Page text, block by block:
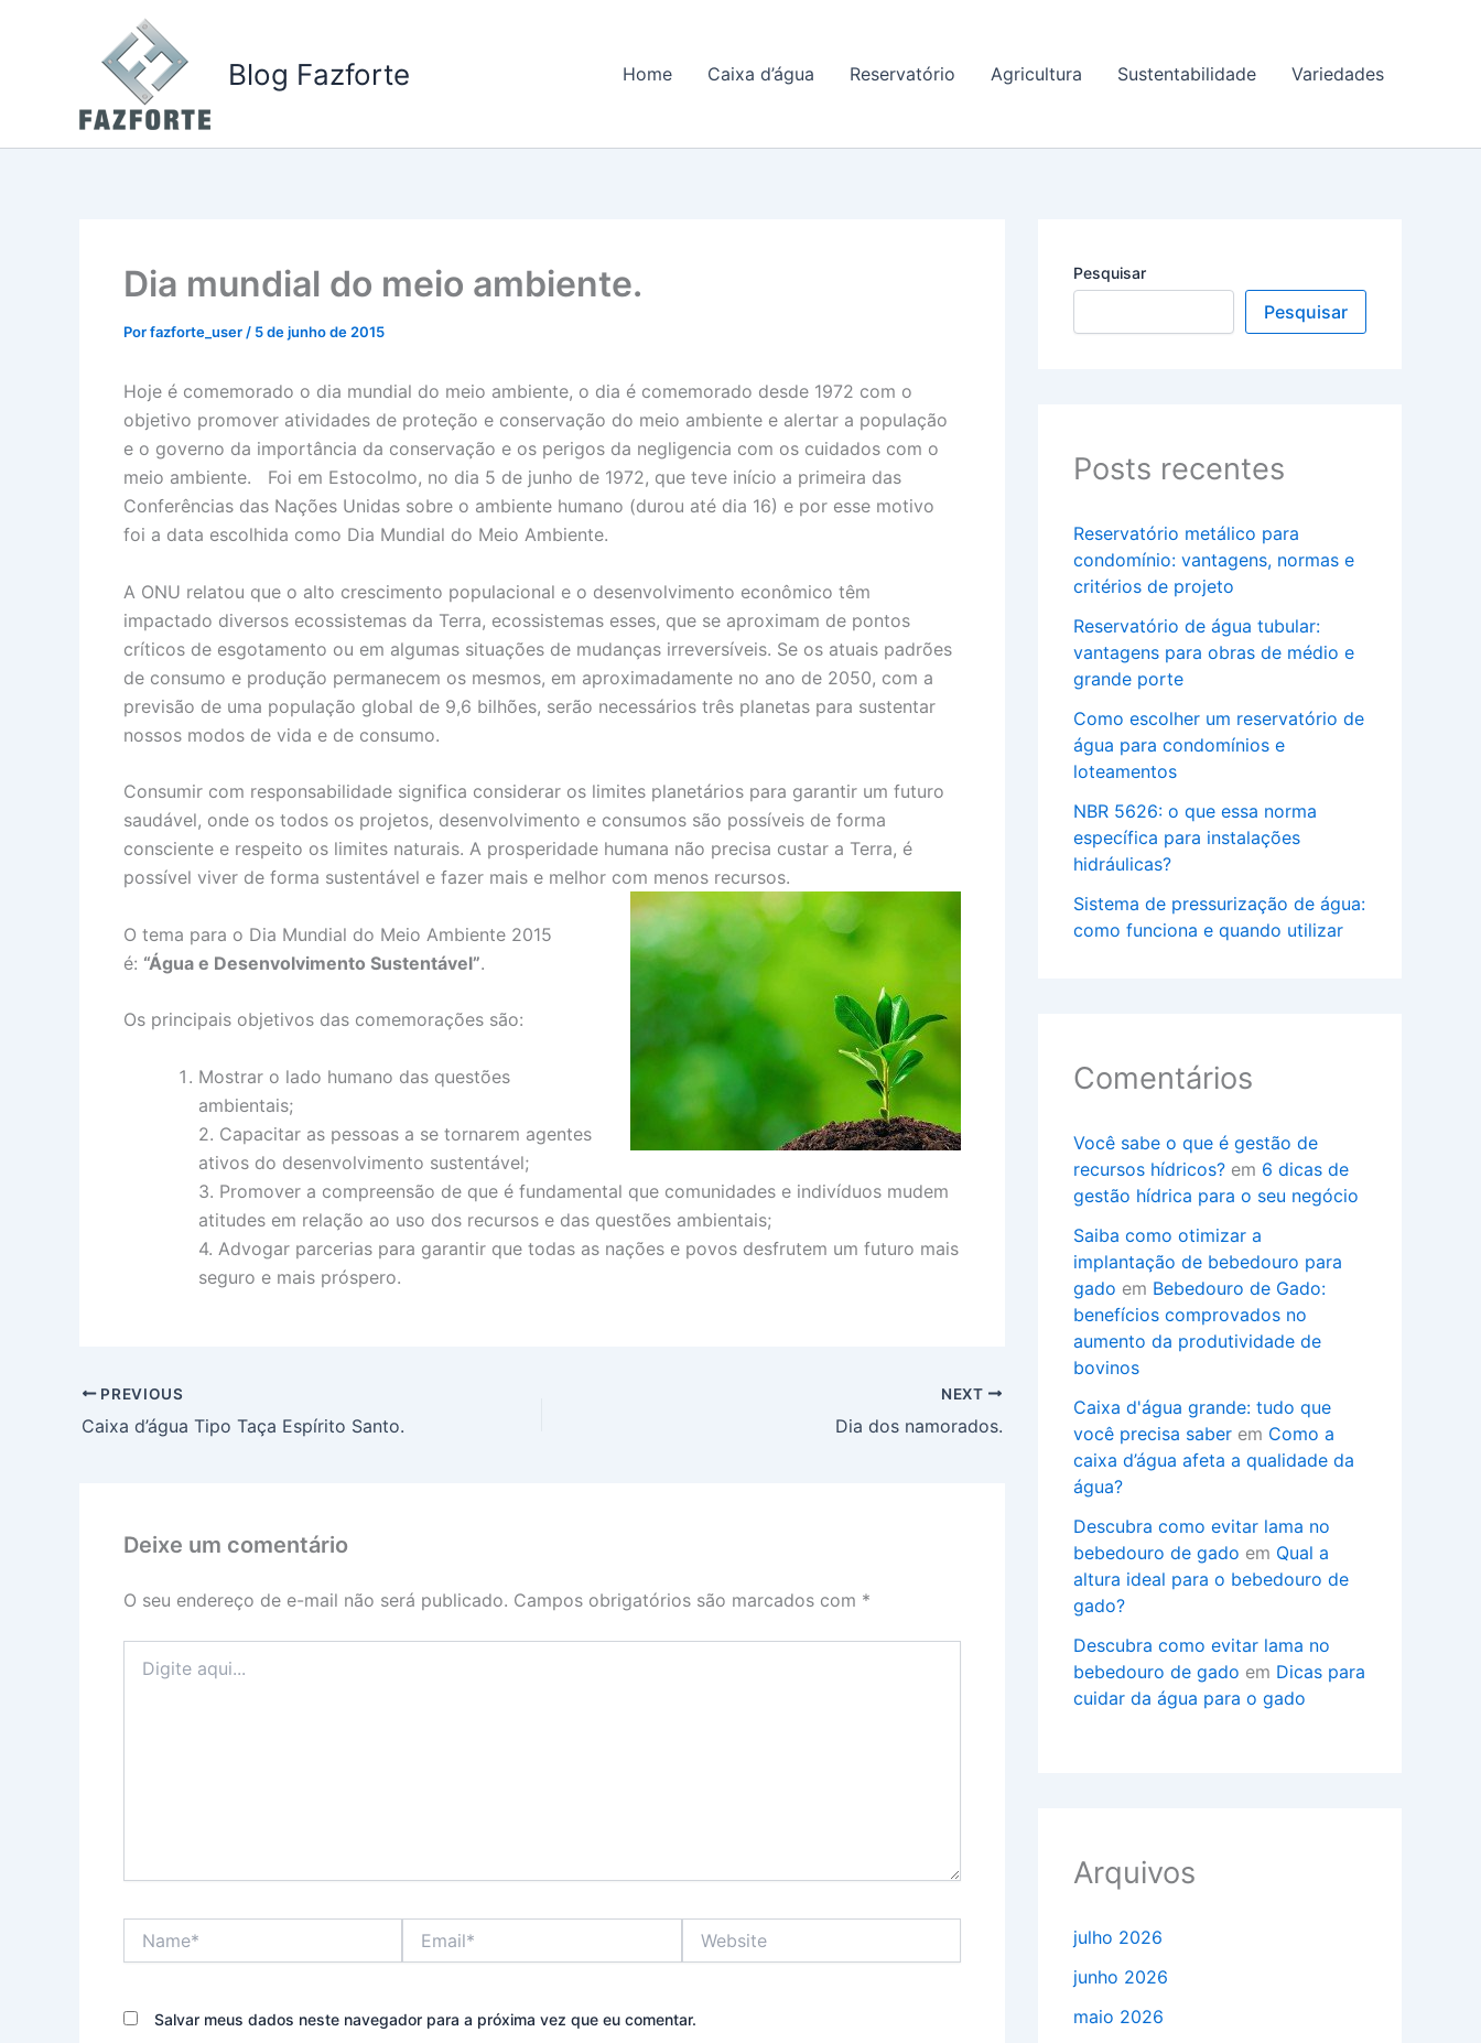
Blog Fazforte Home Caixa d’água Reservatório Agricultura Sustentabilidade Variedades
Dia mundial do meio ambiente.
Porfazforte_user / 5 de junho de 2015
Hoje é comemorado o dia mundial do meio ambiente, o dia é comemorado desde 1972 com o
objetivo promover atividades de proteção e conservação do meio ambiente e alertar a população
e o governo da importância da conservação e os perigos da negligencia com os cuidados com o
meio ambiente. Foi em Estocolmo, no dia 5 de junho de 1972, que teve início a primeira das
Conferências das Nações Unidas sobre o ambiente humano (durou até dia 16) e por esse motivo
foi a data escolhida como Dia Mundial do Meio Ambiente.
A ONU relatou que o alto crescimento populacional e o desenvolvimento econômico têm
impactado diversos ecossistemas da Terra, ecossistemas esses, que se aproximam de pontos
críticos de esgotamento ou em algumas situações de mudanças irreversíveis. Se os atuais padrões
de consumo e produção permanecem os mesmos, em aproximadamente no ano de 2050, com a
previsão de uma população global de 9,6 bilhões, serão necessários três planetas para sustentar
nossos modos de vida e de consumo.
Consumir com responsabilidade significa considerar os limites planetários para garantir um futuro
saudável, onde os todos os projetos, desenvolvimento e consumos são possíveis de forma
consciente e respeito os limites naturais. A prosperidade humana não precisa custar a Terra, é
possível viver de forma sustentável e fazer mais e melhor com menos recursos.
O tema para o Dia Mundial do Meio Ambiente 2015
é: “Água e Desenvolvimento Sustentável”.
Os principais objetivos das comemorações são:
Mostrar o lado humano das questões
ambientais;
2. Capacitar as pessoas a se tornarem agentes
ativos do desenvolvimento sustentável;
3. Promover a compreensão de que é fundamental que comunidades e indivíduos mudem
atitudes em relação ao uso dos recursos e das questões ambientais;
4. Advogar parcerias para garantir que todas as nações e povos desfrutem um futuro mais
seguro e mais próspero.
PREVIOUS
Caixa d’água Tipo Taça Espírito Santo.
NEXT
Dia dos namorados.
Deixe um comentário
O seu endereço de e-mail não será publicado. Campos obrigatórios são marcados com *
aqui...
Salvar meus dados neste navegador para a próxima vez que eu comentar.
Pesquisar
Pesquisar
Posts recentes
Reservatório metálico para
condomínio: vantagens, normas e
critérios de projeto
Reservatório de água tubular:
vantagens para obras de médio e
grande porte
Como escolher um reservatório de
água para condomínios e
loteamentos
NBR 5626: o que essa norma
específica para instalações
hidráulicas?
Sistema de pressurização de água:
como funciona e quando utilizar
Comentários
Você sabe o que é gestão de
recursos hídricos? em 6 dicas de
gestão hídrica para o seu negócio
Saiba como otimizar a
implantação de bebedouro para
gado em Bebedouro de Gado:
benefícios comprovados no
aumento da produtividade de
bovinos
Caixa d'água grande: tudo que
você precisa saber em Como a
caixa d’água afeta a qualidade da
água?
Descubra como evitar lama no
bebedouro de gado em Qual a
altura ideal para o bebedouro de
gado?
Descubra como evitar lama no
bebedouro de gado em Dicas para
cuidar da água para o gado
Arquivos
julho 2026
junho 2026
maio 2026